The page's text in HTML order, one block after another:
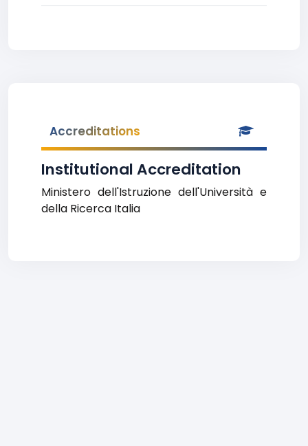
Accreditations
Institutional Accreditation
Ministero dell'Istruzione dell'Università e
della Ricerca Italia